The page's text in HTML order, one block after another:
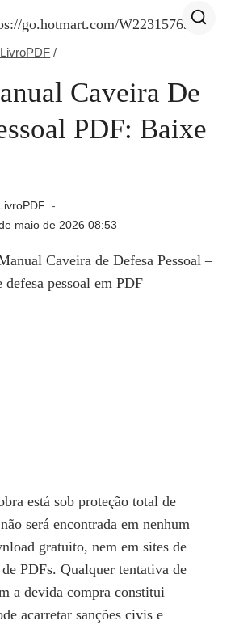
/
Caveira De
PDF: Baixe
maio de 2026 08:53
está sob proteção total de
será encontrada em nenhum
gratuito, nem em sites de
PDFs. Qualquer tentativa de
a devida compra constitui
acarretar sanções civis e